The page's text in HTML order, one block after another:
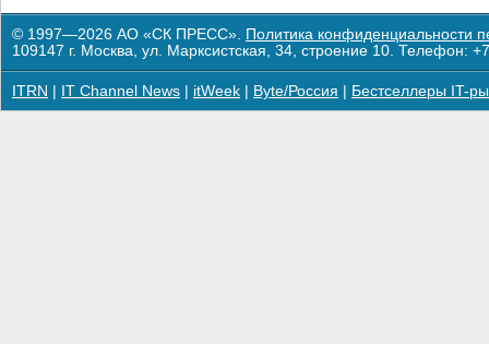
© 1997—2026 АО «СК ПРЕСС». Политика конфиденциальности
109147 г. Москва, ул. Марксистская, 34, строение 10. Телефон:
ITRN IT Channel News itWeek Byte/Россия Бестселлеры IT-